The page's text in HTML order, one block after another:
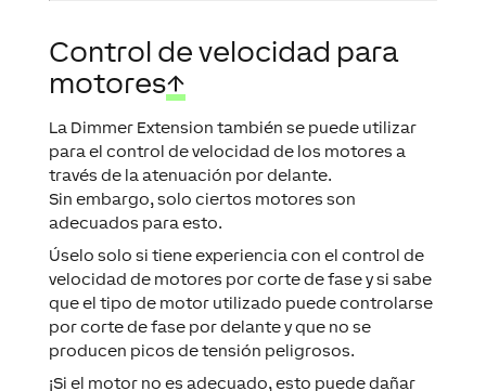
motores↑
La Dimmer Extension también se puede utilizar
para el control de velocidad de los motores a
través de la atenuación por delante.
Sin embargo, solo ciertos motores son
adecuados para esto.
Úselo solo si tiene experiencia con el control de
velocidad de motores por corte de fase y si sabe
que el tipo de motor utilizado puede controlarse
por corte de fase por delante y que no se
producen picos de tensión peligrosos.
¡Si el motor no es adecuado, esto puede dañar
tanto el motor como la Dimmer Extension!